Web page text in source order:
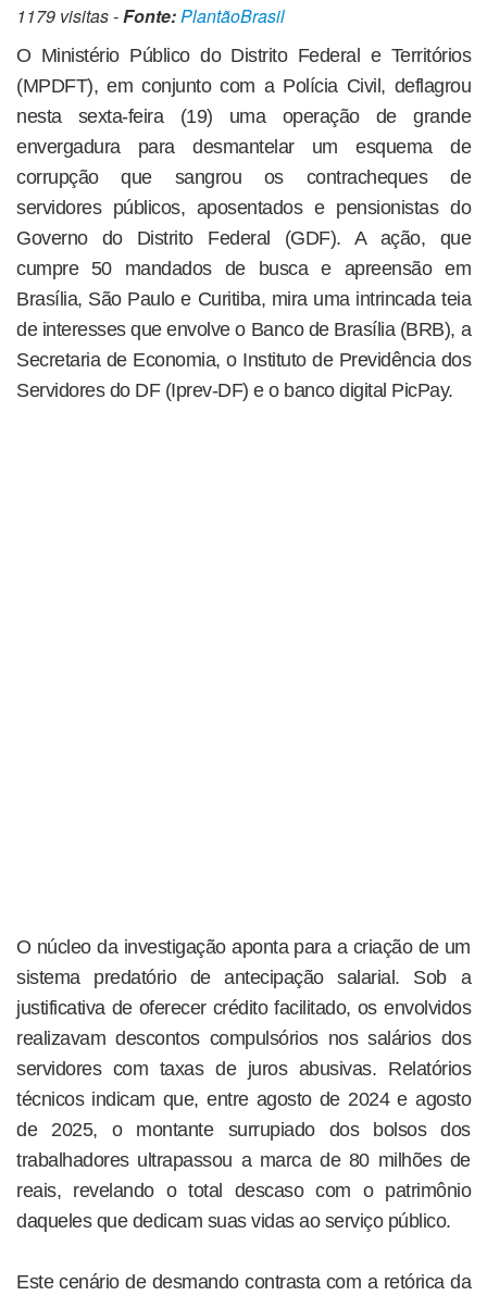
1179 visitas -Fonte:PlantãoBrasil
O Ministério Público do Distrito Federal e Territórios
(MPDFT), em conjunto com a Polícia Civil, deflagrou
nesta sexta-feira (19) uma operação de grande
envergadura para desmantelar um esquema de
corrupção que sangrou os contracheques de
servidores públicos, aposentados e pensionistas do
Governo do Distrito Federal (GDF). A ação, que
cumpre 50 mandados de busca e apreensão em
Brasília, São Paulo e Curitiba, mira uma intrincada teia
de interesses que envolve o Banco de Brasília (BRB), a
Secretaria de Economia, o Instituto de Previdência dos
Servidores do DF (Iprev-DF) e o banco digital PicPay.
O núcleo da investigação aponta para a criação de um
sistema predatório de antecipação salarial. Sob a
justificativa de oferecer crédito facilitado, os envolvidos
realizavam descontos compulsórios nos salários dos
servidores com taxas de juros abusivas. Relatórios
técnicos indicam que, entre agosto de 2024 e agosto
de 2025, o montante surrupiado dos bolsos dos
trabalhadores ultrapassou a marca de 80 milhões de
reais, revelando o total descaso com o patrimônio
daqueles que dedicam suas vidas ao serviço público.
Este cenário de desmando contrasta com a retórica da